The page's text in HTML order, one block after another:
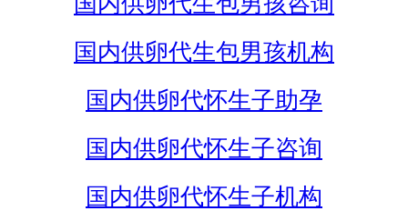
国内供卵代生包男孩机构
国内供卵代怀生子助孕
国内供卵代怀生子咨询
国内供卵代怀生子机构